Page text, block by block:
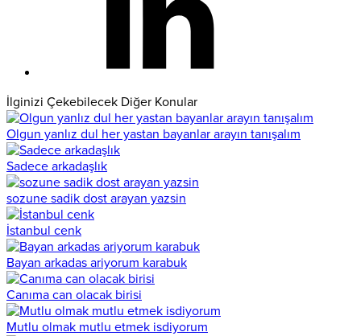
İlginizi Çekebilecek Diğer Konular
Olgun yanlız dul her yastan bayanlar arayın tanışalım
Sadece arkadaşlık
sozune sadik dost arayan yazsin
İstanbul cenk
Bayan arkadas ariyorum karabuk
Canıma can olacak birisi
Mutlu olmak mutlu etmek isdiyorum